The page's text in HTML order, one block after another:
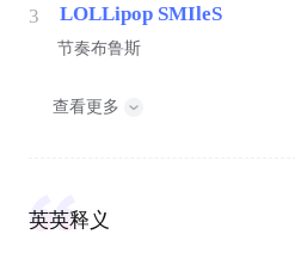
3 LOLLipop SMIleS
节奏布鲁斯
查看更多
英英释义